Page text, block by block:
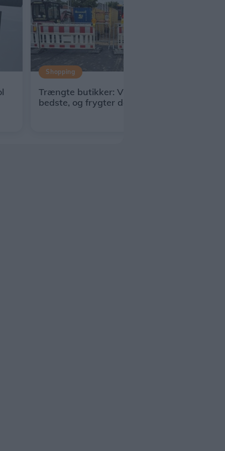
Shopping
Trængte butikker: Vi håber det
bedste, og frygter det værste